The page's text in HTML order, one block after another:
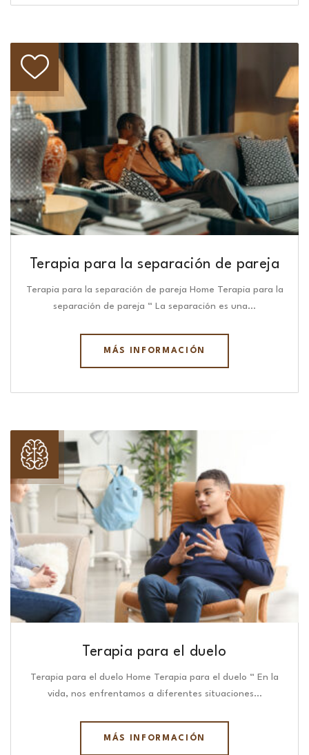
Terapia para la separación de pareja
Terapia para la separación de pareja Home Terapia para la
separación de pareja “ La separación es una…
MÁS INFORMACIÓN
Terapia para el duelo
Terapia para el duelo Home Terapia para el duelo “ En la
vida, nos enfrentamos a diferentes situaciones…
MÁS INFORMACIÓN